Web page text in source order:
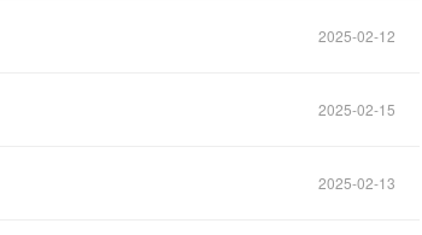
2025-02-12
2025-02-15
2025-02-13